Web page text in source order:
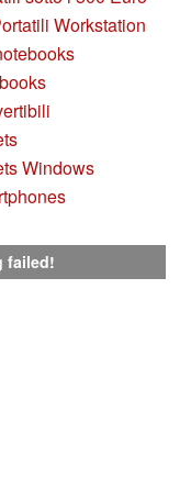
Workstation
Windows
failed!